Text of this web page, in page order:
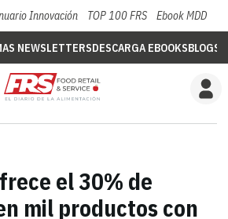
Innovación TOP 100 FRS Ebook MDD
NEWSLETTERSDESCARGA EBOOKSBLOGS
el 30% de
mil productos con